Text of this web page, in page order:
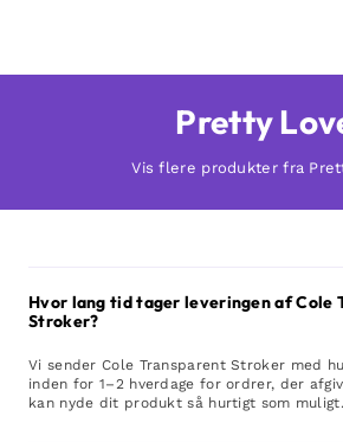
Pretty
Vis flere produkter fra
Hvor lang tid tager leveringen af Cole
Stroker?
Vi sender Cole Transparent Stroker med
inden for 1–2 hverdage for ordrer, der
kan nyde dit produkt så hurtigt som muligt.